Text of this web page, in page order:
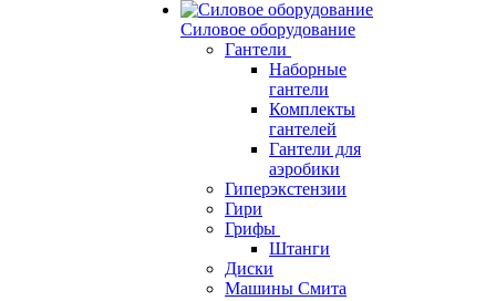
Силовое оборудование
Гантели
Наборные
гантели
Комплекты
гантелей
Гантели для
аэробики
Гиперэкстензии
Гири
Грифы
Штанги
Диски
Машины Смита